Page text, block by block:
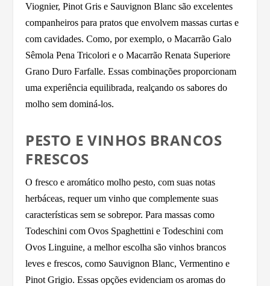
Viognier, Pinot Gris e Sauvignon Blanc são excelentes
companheiros para pratos que envolvem massas curtas e
com cavidades. Como, por exemplo, o Macarrão Galo
Sêmola Pena Tricolori e o Macarrão Renata Superiore
Grano Duro Farfalle. Essas combinações proporcionam
uma experiência equilibrada, realçando os sabores do
molho sem dominá-los.
PESTO E VINHOS BRANCOS
FRESCOS
O fresco e aromático molho pesto, com suas notas
herbáceas, requer um vinho que complemente suas
características sem se sobrepor. Para massas como
Todeschini com Ovos Spaghettini e Todeschini com
Ovos Linguine, a melhor escolha são vinhos brancos
leves e frescos, como Sauvignon Blanc, Vermentino e
Pinot Grigio. Essas opções evidenciam os aromas do